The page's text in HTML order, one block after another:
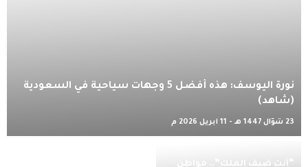
نورة اليوسف: هذه أفضل 5 وجهات سياحية في السعودية
(شاهد)
23 شوّال 1447 هـ - 11 أبريل 2026 م
“أنت ضيف الملك”.. مواطن